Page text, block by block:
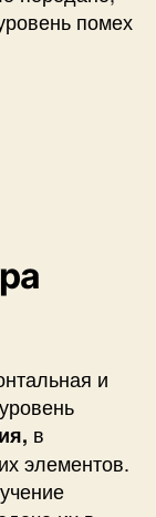
помех
и
в
элементов.